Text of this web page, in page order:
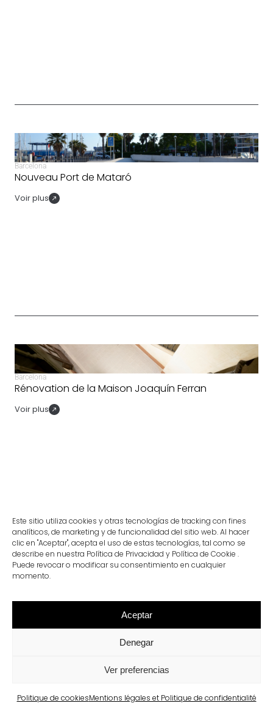
Este sitio utiliza cookies y otras tecnologías de tracking con fines
analíticos, de marketing y de funcionalidad del sitio web. Al hacer
clic en "Aceptar", acepta el uso de estas tecnologías, tal como se
describe en nuestra Política de Privacidad y Política de Cookie .
Puede revocar o modificar su consentimiento en cualquier
momento.
Aceptar
Denegar
Ver preferencias
Politique de cookiesMentions légales et Politique de confidentialité
Barcelona
Nouveau Port de Mataró
Voir plus
Barcelona
Rénovation de la Maison Joaquín Ferran
Voir plus
Passeig de Sant Joan: l’une des plus belles rues du